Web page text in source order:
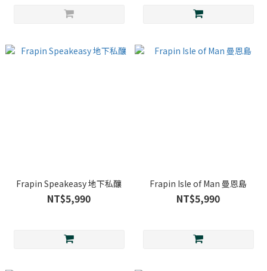
Frapin Speakeasy 地下私釀
NT$5,990
Frapin Isle of Man 曼恩島
NT$5,990